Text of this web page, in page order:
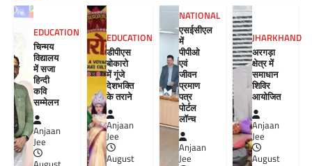
EDUCATION
चिन्मय
विद्यालय
में सजा
हिन्दी
कवि
सम्मेलन
Anjaan
Jee
EDUCATION
डीपीएस
बोकारो
में गूंजे
देशभक्ति
के तराने
Anjaan
Jee
August
NATIONAL
एसईसीएल
में
पीपीओ
एवं
जीवन
प्रमाण
पत्र
पोर्टल
लॉन्च
Anjaan
Jee
JHARKHAND
अरगड़ा
क्षेत्र में
समाधान
शिविर
आयोजित
Anjaan
Jee
August